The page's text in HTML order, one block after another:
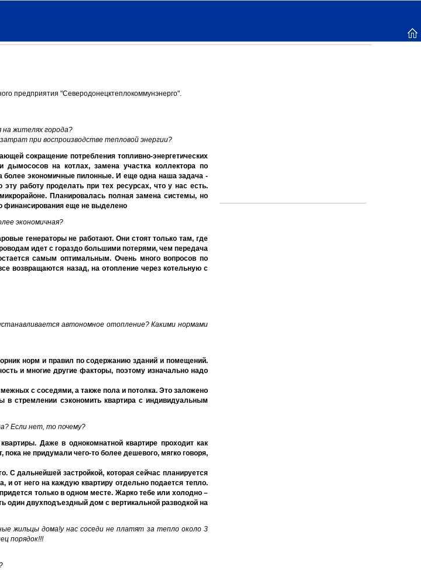
предприятия "Северодонецктеплокоммунэнерго".
на жителях города?
при воспроизводстве тепловой энергии?
сокращение потребления топливно-энергетических
дымососов на котлах, замена участка коллектора по
более экономичные пилонные. И еще одна наша задача -
работу проделать при тех ресурсах, что у нас есть.
Планировалась полная замена системы, но
финансирования еще не выделено
экономичная?
генераторы не работают. Они стоят только там, где
идет с гораздо большими потерями, чем передача
самым оптимальным. Очень много вопросов по
возвращаются назад, на отопление через котельную с
автономное отопление? Какими нормами
норм и правил по содержанию зданий и помещений.
и многие другие факторы, поэтому изначально надо
с соседями, а также пола и потолка. Это заложено
стремлении сэкономить квартира с индивидуальным
Если нет, то почему?
Даже в однокомнатной квартире проходит как
не придумали чего-то более дешевого, мягко говоря,
С дальнейшей застройкой, которая сейчас планируется
и от него на каждую квартиру отдельно подается тепло.
только в одном месте. Жарко тебе или холодно –
один двухподъездный дом с вертикальной разводкой на
жильцы дома!у нас соседи не платят за тепло около 3
порядок!!!